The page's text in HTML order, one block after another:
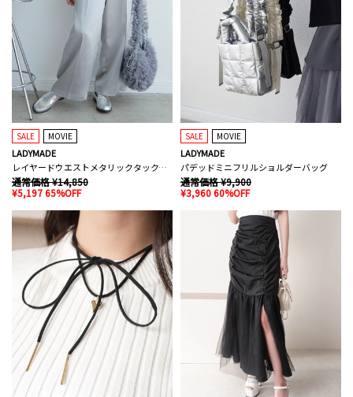
SALE MOVIE
LADYMADE
レイヤードウエストメタリックタックパンツ
通常価格 ¥14,850
¥5,197 65%OFF
SALE MOVIE
LADYMADE
パデッドミニフリルショルダーバッグ
通常価格 ¥9,900
¥3,960 60%OFF